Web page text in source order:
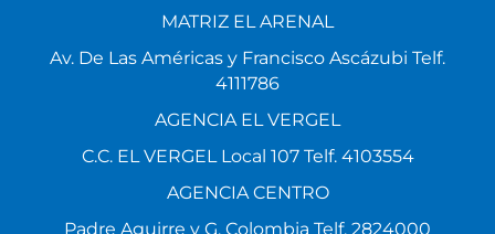
MATRIZ EL ARENAL
Av. De Las Américas y Francisco Ascázubi Telf.
4111786
AGENCIA EL VERGEL
C.C. EL VERGEL Local 107 Telf. 4103554
AGENCIA CENTRO
Padre Aguirre y G. Colombia Telf. 2824000